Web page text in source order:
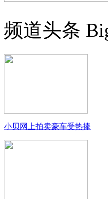
频道头条
小贝网上拍卖豪车受热捧